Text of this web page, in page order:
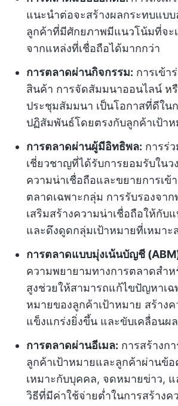
แนะนำต่อจะสร้างผลกระทบแบบ
ลูกค้าที่มีศักยภาพมีแนวโน้มที่จะ
จากแหล่งที่เชื่อถือได้มากกว่า
การตลาดผ่านกิจกรรม: การเข้า
สินค้า การจัดสัมมนาออนไลน์ หรื
ประชุมสัมมนา เป็นโอกาสที่ดีใน
ปฏิสัมพันธ์โดยตรงกับลูกค้าเป้าห
การตลาดผ่านผู้มีอิทธิพล: การร่
เชี่ยวชาญที่ได้รับการยอมรับในว
ความน่าเชื่อถือและขยายการเข้
ตลาดเฉพาะกลุ่ม การรับรองจาก
เสริมสร้างความน่าเชื่อถือให้กั
และดึงดูดกลุ่มเป้าหมายที่เหมาะ
การตลาดแบบมุ่งเน้นบัญชี
ความพยายามทางการตลาดสำ
สูงช่วยให้สามารถแก้ไขปัญหาเฉ
หมายของลูกค้าเป้าหมาย สร้าง
แข็งแกร่งยิ่งขึ้น และขับเคลื่อน
การตลาดผ่านอีเมล: การสร้างก
ลูกค้าเป้าหมายและลูกค้าผ่านข้
เหมาะกับบุคคล, จดหมายข่าว,
วิธีที่มีค่าใช้จ่ายต่ำในการสร้างค